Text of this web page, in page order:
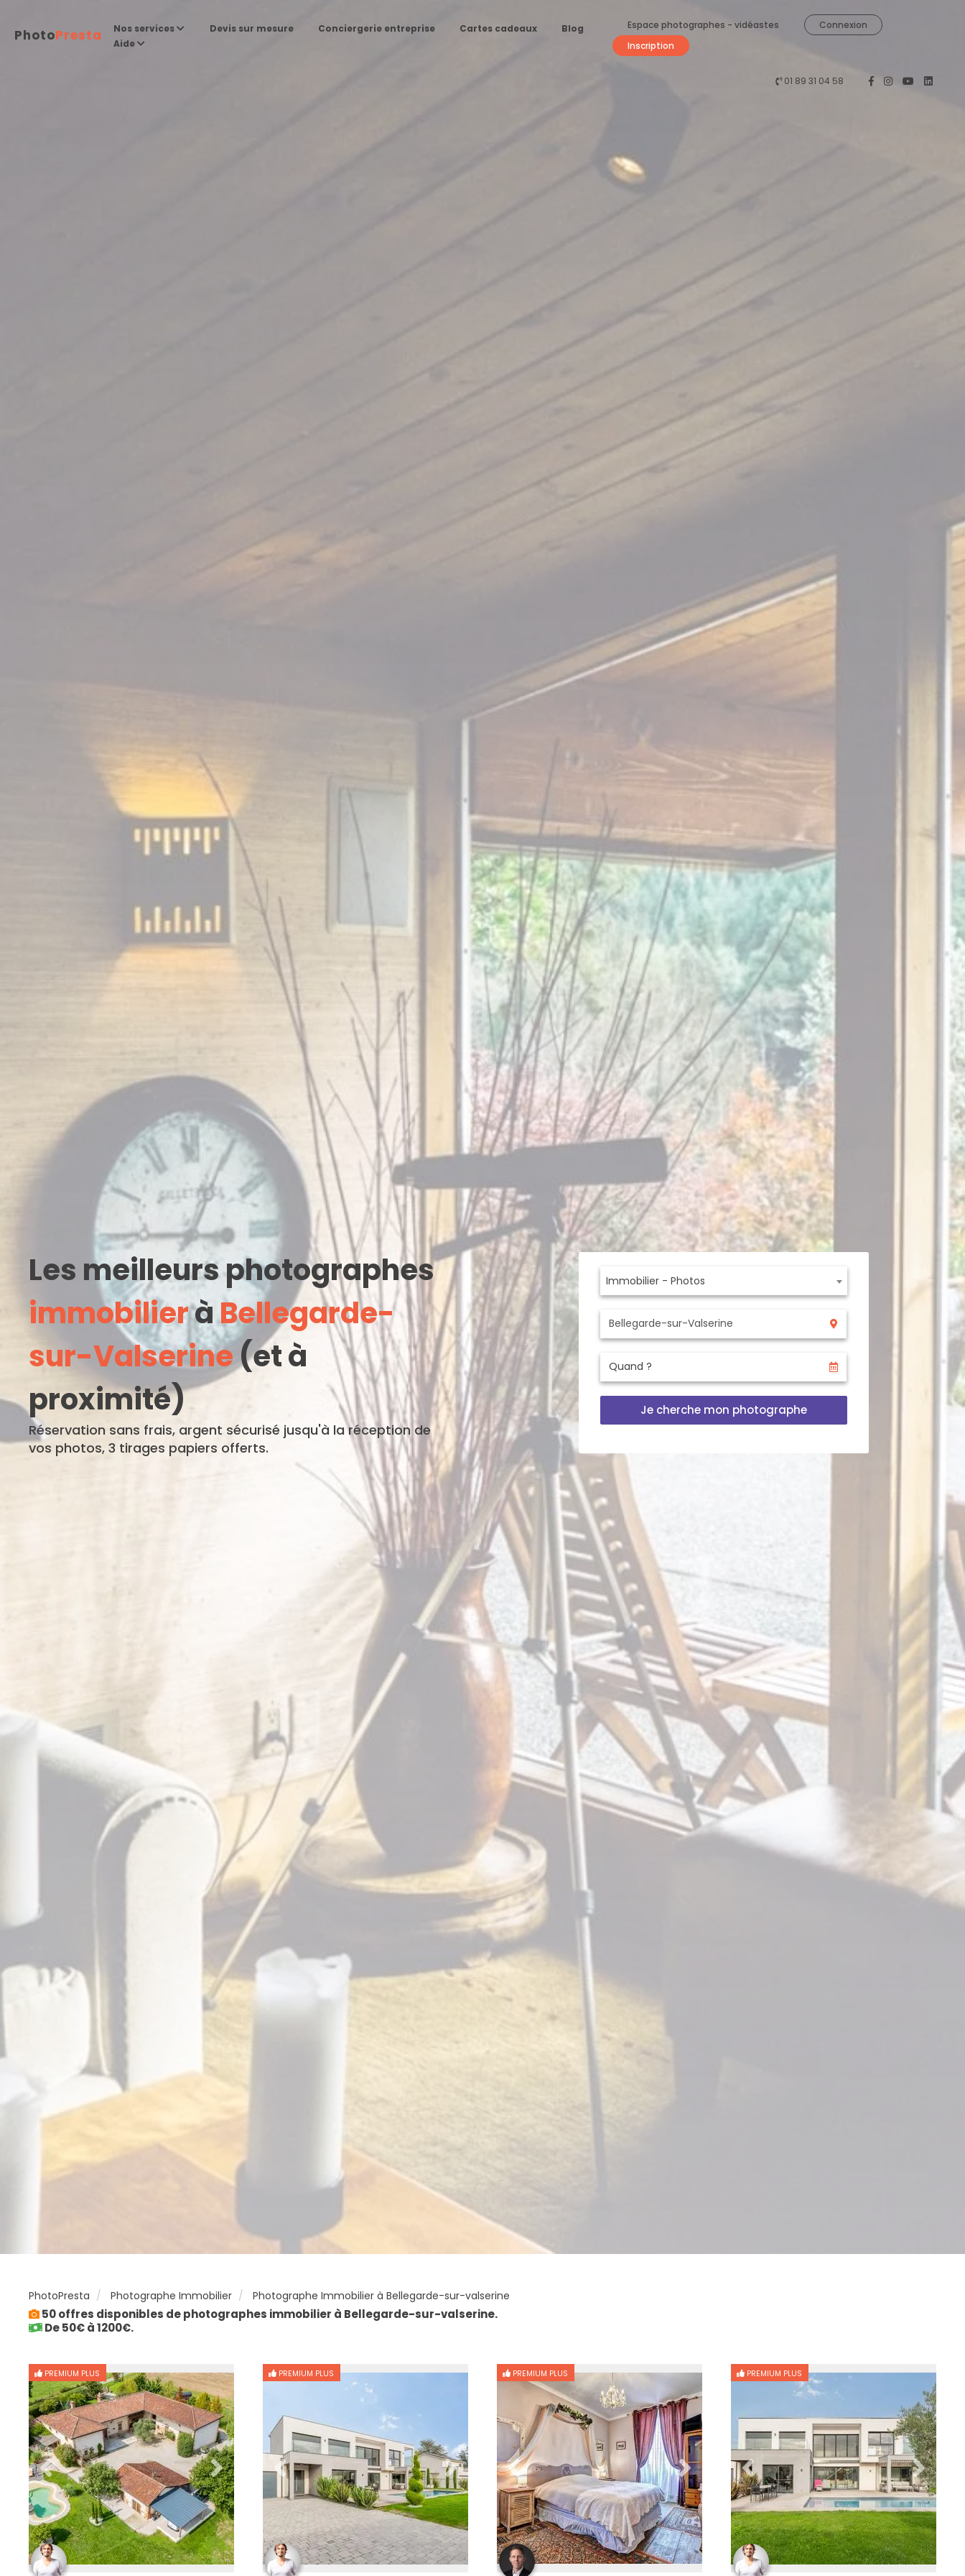
PhotoPresta Nos services Devis sur mesure Conciergerie entreprise Cartes cadeaux
Blog
Aide
Espace photographes - vidéastes
Connexion
Inscription
01 89 31 04 58
Les meilleurs photographes
immobilieràBellegarde-
sur-Valserine(et à
proximité)
Réservation sans frais, argent sécurisé jusqu'à la réception de
vos photos, 3 tirages papiers offerts.
Immobilier - Photos
Je cherche mon photographe
PhotoPresta Photographe Immobilier Photographe Immobilier à Bellegarde-sur-valserine
50 offres disponibles de photographes immobilier à Bellegarde-sur-valserine.
De 50€ à 1200€.
PREMIUM PLUS PREMIUM PLUS PREMIUM PLUS PREMIUM PLUS